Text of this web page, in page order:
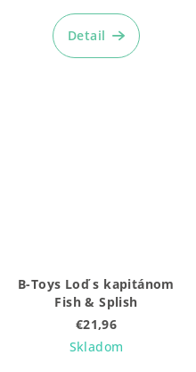
Detail
B-Toys Loď s kapitánom
Fish & Splish
€21,96
Skladom